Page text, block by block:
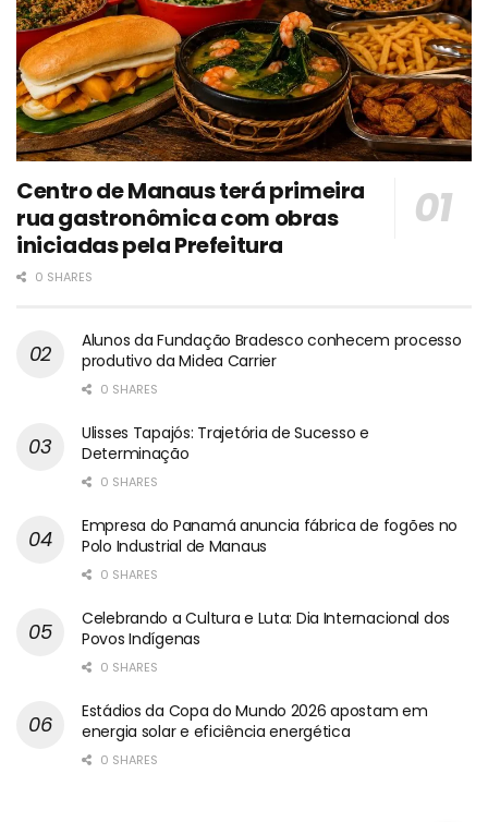
Centro de Manaus terá primeira
rua gastronômica com obras
iniciadas pela Prefeitura
0 SHARES
Alunos da Fundação Bradesco conhecem processo
produtivo da Midea Carrier
0 SHARES
Ulisses Tapajós: Trajetória de Sucesso e
Determinação
0 SHARES
Empresa do Panamá anuncia fábrica de fogões no
Polo Industrial de Manaus
0 SHARES
Celebrando a Cultura e Luta: Dia Internacional dos
Povos Indígenas
0 SHARES
Estádios da Copa do Mundo 2026 apostam em
energia solar e eficiência energética
0 SHARES